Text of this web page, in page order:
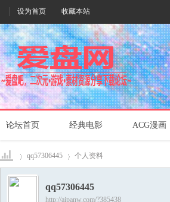
设为首页 收藏本站
论坛首页 经典电影 ACG漫画
qq57306445 个人资料
qq57306445
http://aipanw.com/?385438